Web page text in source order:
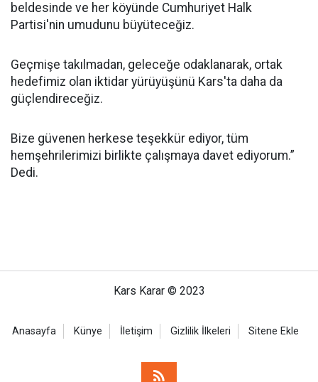
beldesinde ve her köyünde Cumhuriyet Halk
Partisi'nin umudunu büyüteceğiz.
Geçmişe takılmadan, geleceğe odaklanarak, ortak
hedefimiz olan iktidar yürüyüşünü Kars'ta daha da
güçlendireceğiz.
Bize güvenen herkese teşekkür ediyor, tüm
hemşehrilerimizi birlikte çalışmaya davet ediyorum.”
Dedi.
Kars Karar © 2023
Anasayfa Künye İletişim Gizlilik İlkeleri Sitene Ekle